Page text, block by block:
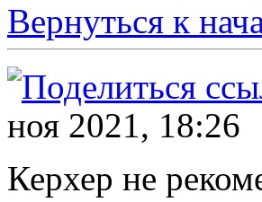
Вернуться к
ноя 2021, 18:26
Керхер не